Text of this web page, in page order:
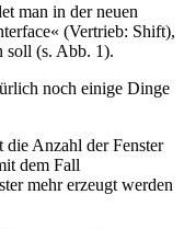
man in der neuen
(Vertrieb: Shift),
soll (s. Abb. 1).
noch einige Dinge
Anzahl der Fenster
dem Fall
mehr erzeugt werden